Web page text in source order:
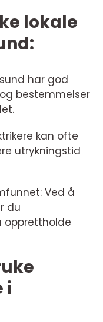
lokale
har god
bestemmelser
kan ofte
utrykningstid
Ved å
du
opprettholde
i